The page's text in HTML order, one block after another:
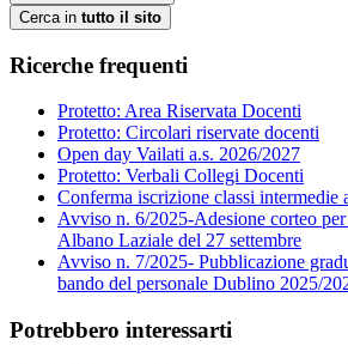
Cerca in tutto il sito
Ricerche frequenti
Protetto: Area Riservata Docenti
Protetto: Circolari riservate docenti
Open day Vailati a.s. 2026/2027
Protetto: Verbali Collegi Docenti
Conferma iscrizione classi intermedie
Avviso n. 6/2025-Adesione corteo per
Albano Laziale del 27 settembre
Avviso n. 7/2025- Pubblicazione
bando del personale Dublino 2025/
Potrebbero interessarti